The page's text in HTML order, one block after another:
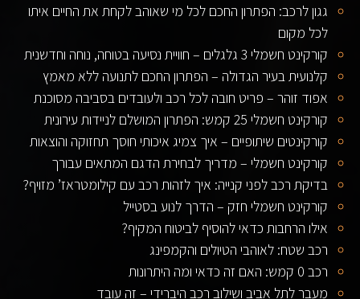
גגון לרכב: הפתרון החכם לכל מי שאוהב לקחת את החיים איתו
לכל מקום
קורקינט חשמלי 3 גלגלים – חוויית נסיעה בטוחה, נוחה וחדשנית
קלנועית בעיר הגדולה – הפתרון החכם לתנועה ללא מאמץ
אפוד זוהר – פריט חובה לכל רכב ולעובדים בסביבה מסוכנת
קורקינט חשמלי 25 קמש: הפתרון המושלם לניידות עירונית
קורקינטים שיתופיים – איך צמיג איכותי חוסך תחזוקה והוצאות
קורקינט חשמלי – מדריך לבחירת הדגם המתאים עבורך
בדיקת רכב לפני קנייה: איך לזהות רכב עם קילומטראז’ מזויף?
קורקינט חשמלי חזק – הדרך לנוע בסטייל
אילו הרחבות כדאי להוסיף לביטוח המקיף?
רכב שטח: לאוהבי הטיולים והקמפינג
רכב 0 קמש: האם זה כדאי ומה היתרונות
מעבר לתל אביב ושילוב רכב היברידי – זה עובד